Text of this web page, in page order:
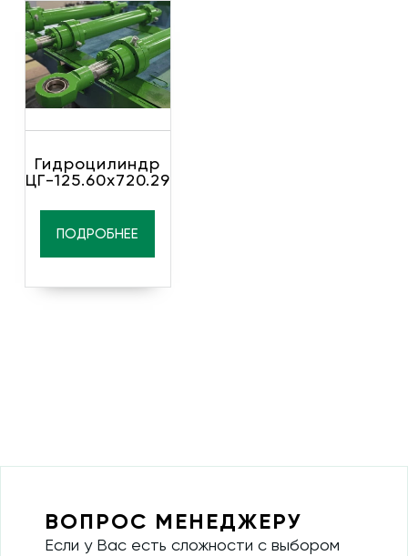
Гидроцилиндр
ЦГ-125.60х720.29
ПОДРОБНЕЕ
ВОПРОС МЕНЕДЖЕРУ
Если у Вас есть сложности с выбором